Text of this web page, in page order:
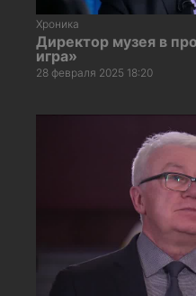
Хроника
Директор музея в
игра»
28 февраля 2025 18:20